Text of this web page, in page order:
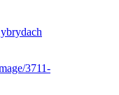
3711-